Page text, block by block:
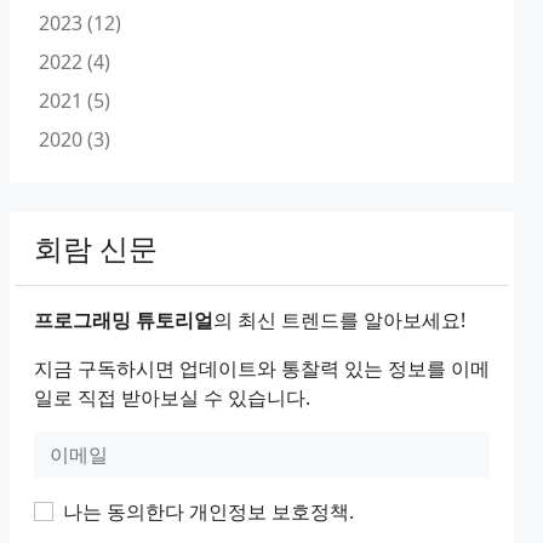
2023 (12)
2022 (4)
2021 (5)
2020 (3)
회람 신문
프로그래밍 튜토리얼의 최신 트렌드를 알아보세요!
지금 구독하시면 업데이트와 통찰력 있는 정보를 이메
일로 직접 받아보실 수 있습니다.
나는 동의한다 개인정보 보호정책.